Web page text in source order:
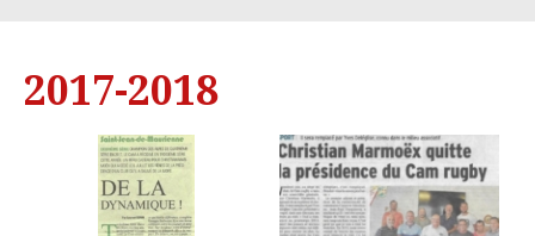
2017-2018